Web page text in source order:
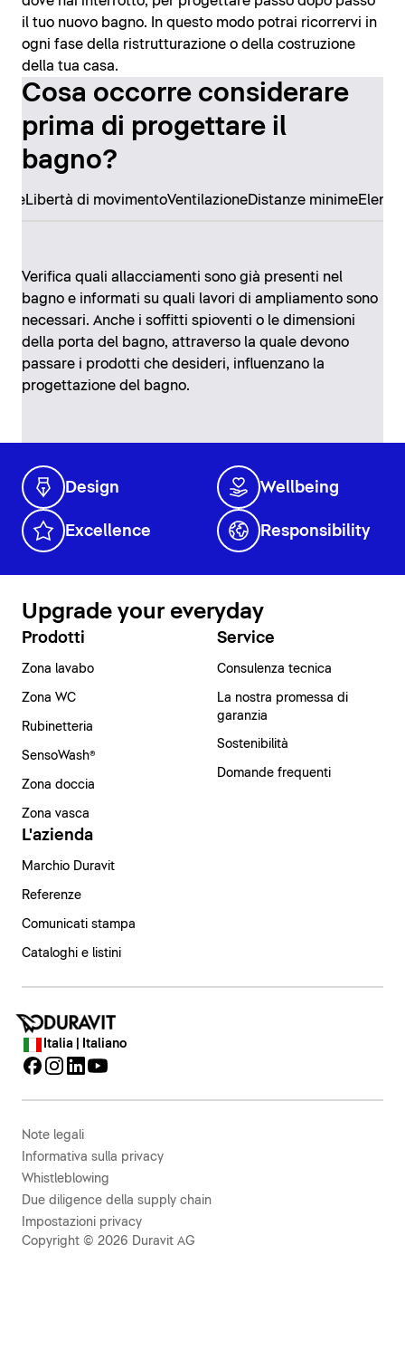
il tuo nuovo bagno. In questo modo potrai ricorrervi in
ogni fase della ristrutturazione o della costruzione
della tua casa.
Cosa occorre considerare
prima di progettare il
bagno?
Libertà di movimentoVentilazioneDistanze minime
Verifica quali allacciamenti sono già presenti nel
bagno e informati su quali lavori di ampliamento sono
necessari. Anche i soffitti spioventi o le dimensioni
della porta del bagno, attraverso la quale devono
passare i prodotti che desideri, influenzano la
progettazione del bagno.
Design Wellbeing
Excellence Responsibility
Upgrade your everyday
Prodotti
Zona lavabo
Zona WC
Rubinetteria
SensoWash®
Zona doccia
Zona vasca
Service
Consulenza tecnica
La nostra promessa di
garanzia
Sostenibilità
Domande frequenti
L'azienda
Marchio Duravit
Referenze
Comunicati stampa
Cataloghi e listini
Italia | Italiano
Note legali
Informativa sulla privacy
Whistleblowing
Due diligence della supply chain
Impostazioni privacy
Copyright © 2026 Duravit AG